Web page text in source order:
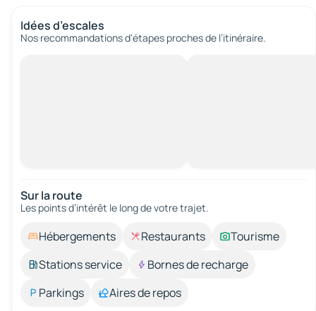
Idées d’escales
Nos recommandations d'étapes proches de l’itinéraire.
Sur la route
Les points d’intérêt le long de votre trajet.
Hébergements Restaurants
Tourisme
Stations service
Bornes de recharge
Parkings
Aires de repos